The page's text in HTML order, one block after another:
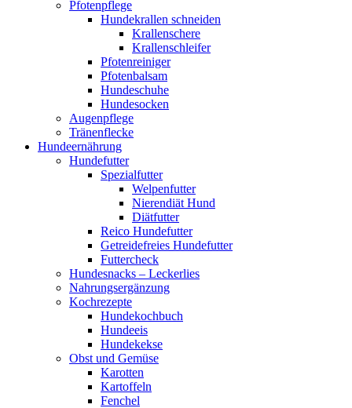
Pfotenpflege
Hundekrallen schneiden
Krallenschere
Krallenschleifer
Pfotenreiniger
Pfotenbalsam
Hundeschuhe
Hundesocken
Augenpflege
Tränenflecke
Hundeernährung
Hundefutter
Spezialfutter
Welpenfutter
Nierendiät Hund
Diätfutter
Reico Hundefutter
Getreidefreies Hundefutter
Futtercheck
Hundesnacks – Leckerlies
Nahrungsergänzung
Kochrezepte
Hundekochbuch
Hundeeis
Hundekekse
Obst und Gemüse
Karotten
Kartoffeln
Fenchel